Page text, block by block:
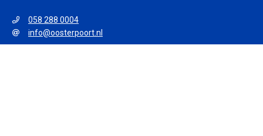
058 288 0004
info@oosterpoort.nl